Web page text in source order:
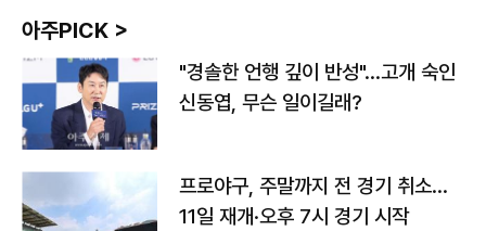
아주PICK >
"경솔한 언행 깊이 반성"…고개 숙인
신동엽, 무슨 일이길래?
프로야구, 주말까지 전 경기 취소…
11일 재개·오후 7시 경기 시작